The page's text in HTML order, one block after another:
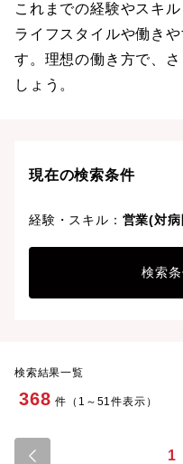
これまでの経験やスキ
ライフスタイルや働き
す。理想の働き方で、
しょう。
現在の検索条件
経験・スキル： 営業(対病
検索
検索結果一覧
368 件（1～51件表示）
1